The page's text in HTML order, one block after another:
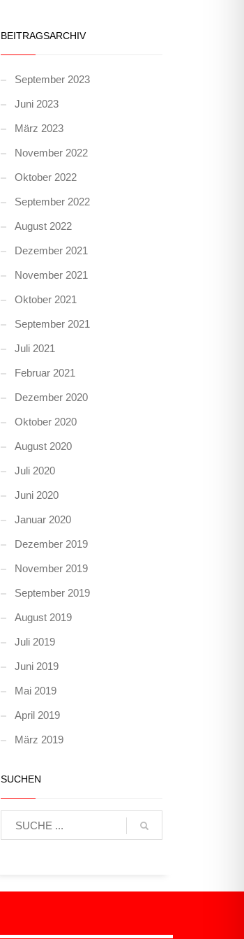
BEITRAGSARCHIV
September 2023
Juni 2023
März 2023
November 2022
Oktober 2022
September 2022
August 2022
Dezember 2021
November 2021
Oktober 2021
September 2021
Juli 2021
Februar 2021
Dezember 2020
Oktober 2020
August 2020
Juli 2020
Juni 2020
Januar 2020
Dezember 2019
November 2019
September 2019
August 2019
Juli 2019
Juni 2019
Mai 2019
April 2019
März 2019
SUCHEN